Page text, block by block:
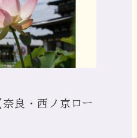
良・西ノ京ロー